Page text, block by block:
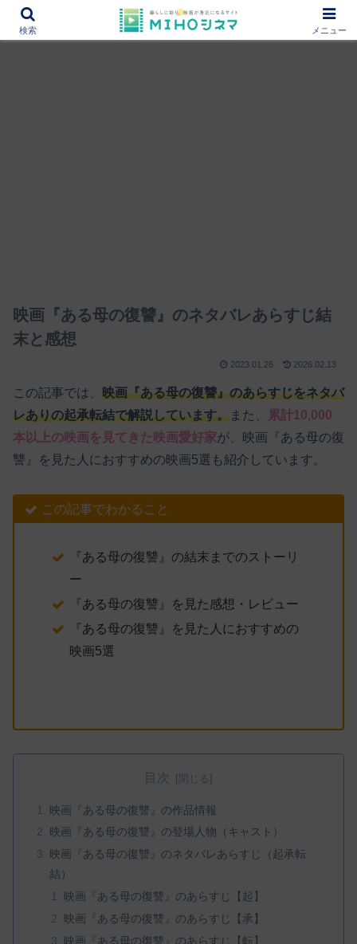
12000作品を紹介！あなたの映画図書館『MIHOシネマ』
映画『ある母の復讐』のネタバレあらすじ結
末と感想
2023.01.26 2026.02.13
この記事では、 映画『ある母の復讐』のあらすじをネタバ
レありの起承転結で解説しています。 また、
累計10,000
本以上の映画を見てきた映画愛好家が、映画『ある母の復
讐』を見た人におすすめの映画5選も紹介しています。
この記事でわかること
『ある母の復讐』の結末までのストーリ
ー
『ある母の復讐』を見た感想・レビュー
『ある母の復讐』を見た人におすすめの
映画5選
目次
映画『ある母の復讐』の作品情報
映画『ある母の復讐』の登場人物（キャスト）
映画『ある母の復讐』のネタバレあらすじ（起承転
結）
映画『ある母の復讐』のあらすじ【起】
映画『ある母の復讐』のあらすじ【承】
映画『ある母の復讐』のあらすじ【転】
検索 メニュー